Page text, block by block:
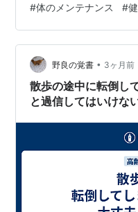
期的ケア 整体・・・２
～３ケ月毎 → 体が硬い
診 歯の定期健診・・・
ので 健康診断を定期的に
#体のメンテナンス #
野良の覚書 • 3ヶ月前
散歩の途中に転倒し
と過信してはいけな